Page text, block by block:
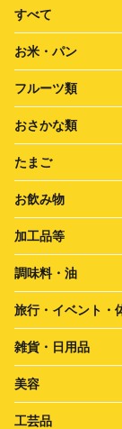
すべて
お米・パン
フルーツ類
おさかな類
たまご
お飲み物
加工品等
調味料・油
旅行・イベント・
雑貨・日用品
美容
工芸品